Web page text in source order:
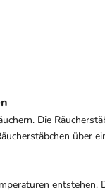
Die
über
entstehen.